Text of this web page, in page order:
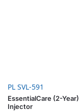
PL SVL-591
EssentialCare (2-
Injector